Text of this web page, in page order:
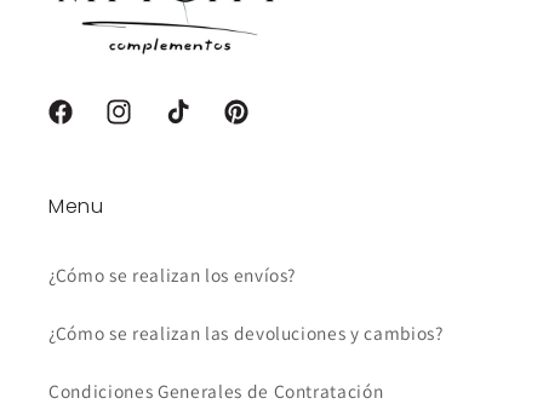
FacebookInstagramTikTok Pinterest
Menu
¿Cómo se realizan los envíos?
¿Cómo se realizan las devoluciones y cambios?
Condiciones Generales de Contratación